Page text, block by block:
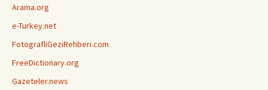
Arama.org
e-Turkey.net
FotografliGeziRehberi.com
FreeDictionary.org
Gazeteler.news